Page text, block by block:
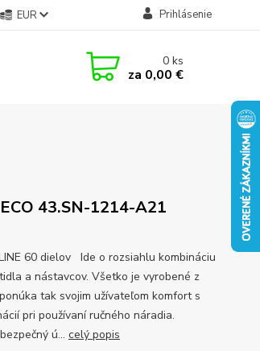
EUR Prihlásenie
0ks
za 0,00 €
43.SN-1214-A21
60 dielov Ide o rozsiahlu kombináciu
a nástavcov. Všetko je vyrobené z
tak svojim užívateľom komfort s
pri používaní ručného náradia.
ú... celý popis